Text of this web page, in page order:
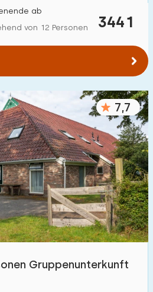
10
10 20
(max. km):
2 5
3441
ab
von 12 Personen
7,7
Gruppenunterkunft